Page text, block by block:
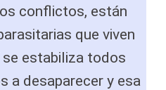
conflictos, están
que viven
estabiliza todos
a desaparecer y esa